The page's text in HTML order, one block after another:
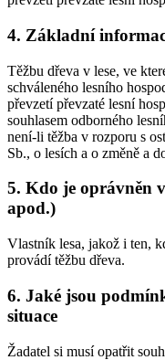
4. Základní
Těžbu dřeva v lese, ve
schváleného lesního
převzetí převzaté lesní
souhlasem odborného
není-li těžba v rozporu s
Sb., o lesích a o změně a
5. Kdo je oprávněn
apod.)
Vlastník lesa, jakož i ten,
provádí těžbu dřeva.
6. Jaké jsou
situace
Žadatel si musí opatřit